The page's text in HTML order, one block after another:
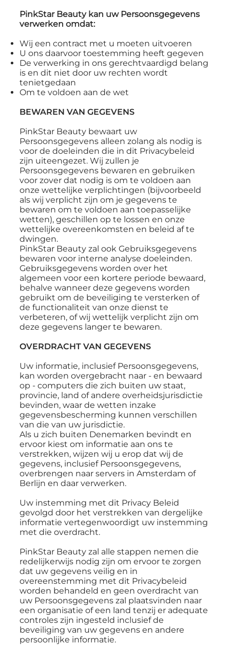
PinkStar Beauty kan uw Persoonsgegevens
verwerken omdat:
Wij een contract met u moeten uitvoeren
U ons daarvoor toestemming heeft gegeven
De verwerking in ons gerechtvaardigd belang
is en dit niet door uw rechten wordt
tenietgedaan
Om te voldoen aan de wet
BEWAREN VAN GEGEVENS
PinkStar Beauty bewaart uw
Persoonsgegevens alleen zolang als nodig is
voor de doeleinden die in dit Privacybeleid
zijn uiteengezet. Wij zullen je
Persoonsgegevens bewaren en gebruiken
voor zover dat nodig is om te voldoen aan
onze wettelijke verplichtingen (bijvoorbeeld
als wij verplicht zijn om je gegevens te
bewaren om te voldoen aan toepasselijke
wetten), geschillen op te lossen en onze
wettelijke overeenkomsten en beleid af te
dwingen.
PinkStar Beauty zal ook Gebruiksgegevens
bewaren voor interne analyse doeleinden.
Gebruiksgegevens worden over het
algemeen voor een kortere periode bewaard,
behalve wanneer deze gegevens worden
gebruikt om de beveiliging te versterken of
de functionaliteit van onze dienst te
verbeteren, of wij wettelijk verplicht zijn om
deze gegevens langer te bewaren.
OVERDRACHT VAN GEGEVENS
Uw informatie, inclusief Persoonsgegevens,
kan worden overgebracht naar - en bewaard
op - computers die zich buiten uw staat,
provincie, land of andere overheidsjurisdictie
bevinden, waar de wetten inzake
gegevensbescherming kunnen verschillen
van die van uw jurisdictie.
Als u zich buiten Denemarken bevindt en
ervoor kiest om informatie aan ons te
verstrekken, wijzen wij u erop dat wij de
gegevens, inclusief Persoonsgegevens,
overbrengen naar servers in Amsterdam of
Berlijn en daar verwerken.
Uw instemming met dit Privacy Beleid
gevolgd door het verstrekken van dergelijke
informatie vertegenwoordigt uw instemming
met die overdracht.
PinkStar Beauty zal alle stappen nemen die
redelijkerwijs nodig zijn om ervoor te zorgen
dat uw gegevens veilig en in
overeenstemming met dit Privacybeleid
worden behandeld en geen overdracht van
uw Persoonsgegevens zal plaatsvinden naar
een organisatie of een land tenzij er adequate
controles zijn ingesteld inclusief de
beveiliging van uw gegevens en andere
persoonlijke informatie.